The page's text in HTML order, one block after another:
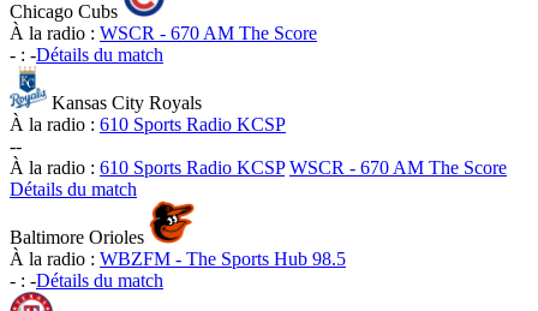
Chicago Cubs
À la radio : WSCR - 670 AM The Score
- : -Détails du match
Kansas City Royals
À la radio : 610 Sports Radio KCSP
--
À la radio : 610 Sports Radio KCSP WSCR - 670 AM The Score
Détails du match
Baltimore Orioles
À la radio : WBZFM - The Sports Hub 98.5
- : -Détails du match